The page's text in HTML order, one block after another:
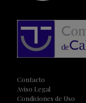
Contacto
Aviso Legal
Condiciones de Uso